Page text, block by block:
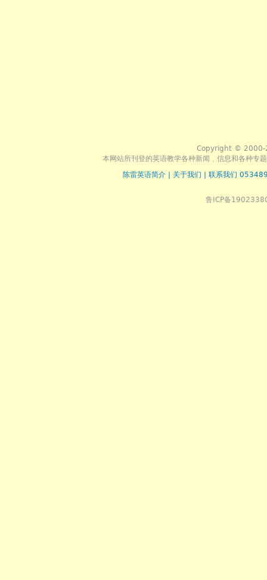
Copyright © 2000-
本网站所刊登的英语教学各种新闻﹑信息和各种专
陈雷英语简介
关于我们 联系我们
鲁ICP备